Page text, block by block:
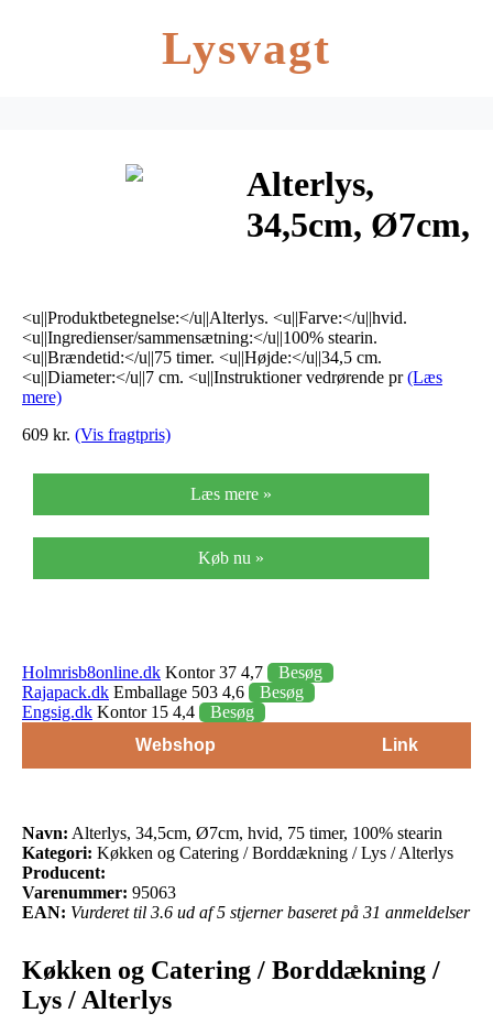
Lysvagt
Alterlys,
34,5cm, Ø7cm,
100% stearin
<u||Produktbetegnelse:</u||Alterlys. <u||Farve:</u||hvid.
<u||Ingredienser/sammensætning:</u||100% stearin.
<u||Brændetid:</u||75 timer. <u||Højde:</u||34,5 cm.
<u||Diameter:</u||7 cm. <u||Instruktioner vedrørende pr(Læs
mere)
609 kr. (Vis fragtpris)
Læs mere »
Køb nu »
Holmrisb8online.dk Kontor 37 4,7
Besøg
Rajapack.dk Emballage 503 4,6
Besøg
Engsig.dk Kontor 15 4,4
Besøg
Webshop
Link
Navn: Alterlys, 34,5cm, Ø7cm, hvid, 75 timer, 100% stearin
Kategori: Køkken og Catering / Borddækning / Lys / Alterlys
Producent:
Varenummer: 95063
EAN: Vurderet til 3.6 ud af 5 stjerner baseret på 31 anmeldelser
Køkken og Catering / Borddækning /
Lys / Alterlys